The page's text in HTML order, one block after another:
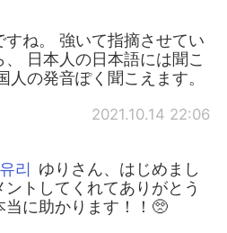
すね。 強いて指摘させてい
日本人の日本語には聞こ
人の発音ぽく聞こえます。
2021.10.14 22:06
리 ゆりさん、はじめまし
トしてくれてありがとう
当に助かります！！🥺